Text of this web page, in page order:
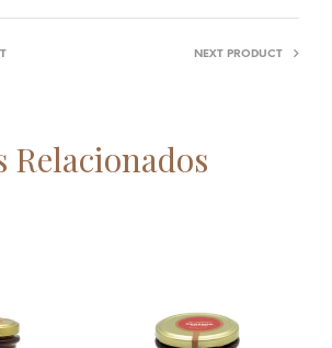
NEXT PRODUCT
Relacionados